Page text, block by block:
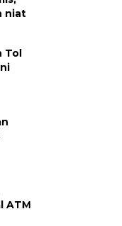
Meja no 30
Budaya
8 Mei 2026
generasi muda
niat
Tol
ATM